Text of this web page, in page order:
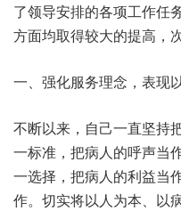
了领导安排的各项工作任
方面均取得较大的提高，
一、强化服务理念，表现
不断以来，自己一直坚持
一标准，把病人的呼声当
一选择，把病人的利益当
作。切实将以人为本、以